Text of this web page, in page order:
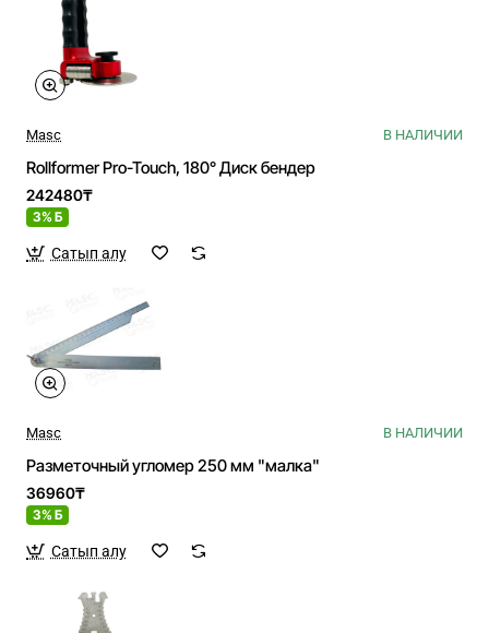
Masc В НАЛИЧИИ
Rollformer Pro-Touch, 180° Диск бендер
242480₸
3% Б
Сатып алу
Masc В НАЛИЧИИ
Разметочный угломер 250 мм "малка"
36960₸
3% Б
Сатып алу